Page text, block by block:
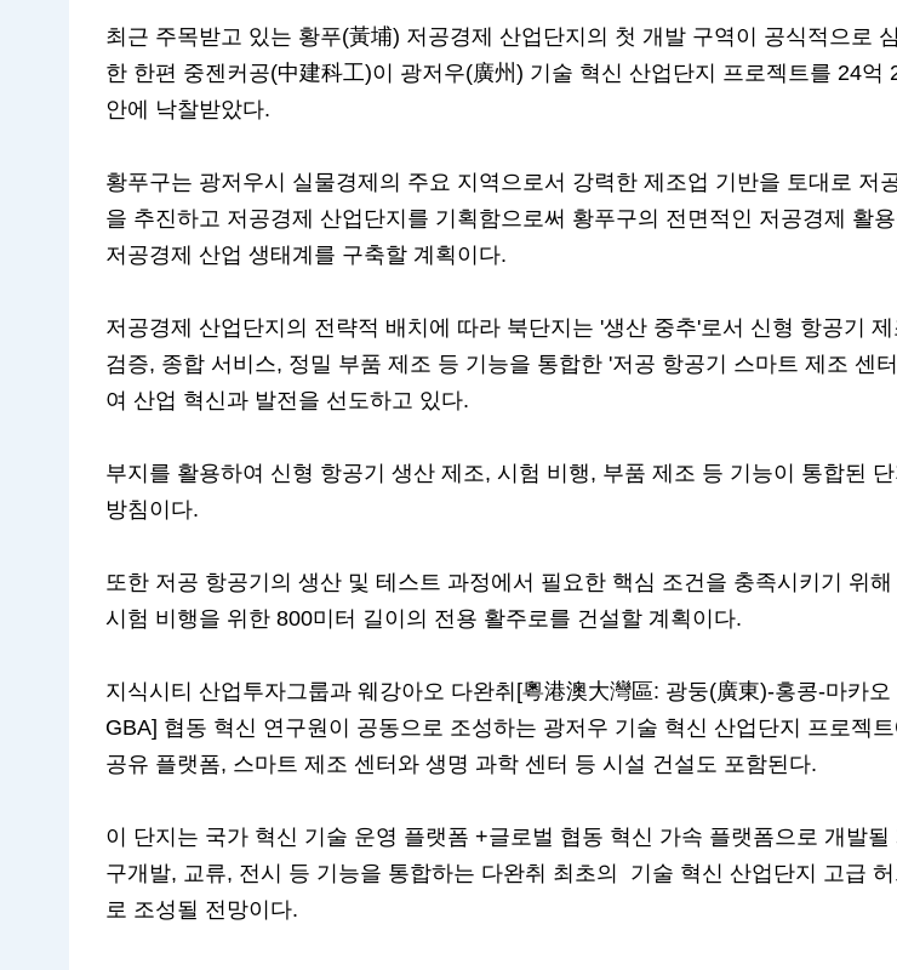
최근 주목받고 있는 황푸(黃埔) 저공경제 산업단지의 첫 개발 구역이 공식적으로
한 한편 중젠커공(中建科工)이 광저우(廣州) 기술 혁신 산업단지 프로젝트를 24억
안에 낙찰받았다.
황푸구는 광저우시 실물경제의 주요 지역으로서 강력한 제조업 기반을 토대로 저
을 추진하고 저공경제 산업단지를 기획함으로써 황푸구의 전면적인 저공경제 활
저공경제 산업 생태계를 구축할 계획이다.
저공경제 산업단지의 전략적 배치에 따라 북단지는 '생산 중추'로서 신형 항공기
검증, 종합 서비스, 정밀 부품 제조 등 기능을 통합한 '저공 항공기 스마트 제조 센
여 산업 혁신과 발전을 선도하고 있다.
부지를 활용하여 신형 항공기 생산 제조, 시험 비행, 부품 제조 등 기능이 통합된
방침이다.
또한 저공 항공기의 생산 및 테스트 과정에서 필요한 핵심 조건을 충족시키기 위해
시험 비행을 위한 800미터 길이의 전용 활주로를 건설할 계획이다.
지식시티 산업투자그룹과 웨강아오 다완취[粵港澳大灣區: 광둥(廣東)-홍콩-마카오
GBA] 협동 혁신 연구원이 공동으로 조성하는 광저우 기술 혁신 산업단지 프로젝
공유 플랫폼, 스마트 제조 센터와 생명 과학 센터 등 시설 건설도 포함된다.
이 단지는 국가 혁신 기술 운영 플랫폼 +글로벌 협동 혁신 가속 플랫폼으로 개발될
구개발, 교류, 전시 등 기능을 통합하는 다완취 최초의 기술 혁신 산업단지 고급
로 조성될 전망이다.